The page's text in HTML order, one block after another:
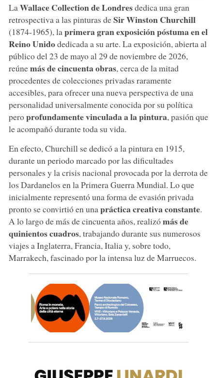
La Wallace Collectionde Londresdedica una gran
retrospectiva a las pinturas deSir Winston Churchill
(1874-1965), laprimera gran exposición póstuma en el
Reino Unidodedicada a su arte. La exposición, abierta al
público del 23 de mayo al 29 de noviembre de 2026,
reúnemás de cincuenta obras, cerca de la mitad
procedentes de colecciones privadas raramente
accesibles, para ofrecer una nueva perspectiva de una
personalidad universalmente conocida por su política
peroprofundamente vinculada a la pintura, pasión que
le acompañó durante toda su vida.
En efecto, Churchill se dedicó a la pintura en 1915,
durante un periodo marcado por las dificultades
personales y la crisis nacional provocada por la derrota de
los Dardanelos en la Primera Guerra Mundial. Lo que
inicialmente representó una forma de evasión privada
pronto se convirtió en unapráctica creativa constante.
A lo largo de más de cincuenta años, realizómás de
quinientos cuadros, trabajando durante sus numerosos
viajes a Inglaterra, Francia, Italia y, sobre todo,
Marrakech, fascinado por la intensa luz de Marruecos.